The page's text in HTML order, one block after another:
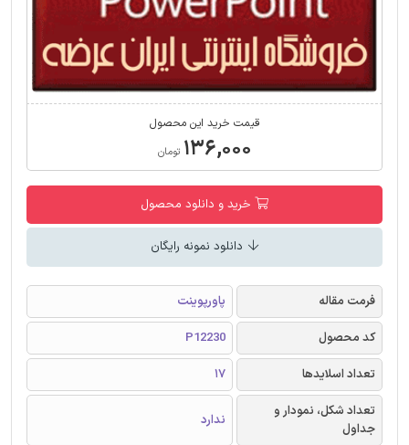
قیمت خرید این محصول
۱۳۶,۰۰۰ تومان
خرید و دانلود محصول
دانلود نمونه رایگان
فرمت مقاله
پاورپوینت
کد محصول
P12230
تعداد اسلایدها
17
تعداد شکل، نمودار و
جداول
ندارد